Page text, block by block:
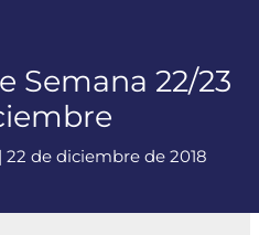
Semana 22/23
22 de diciembre de 2018